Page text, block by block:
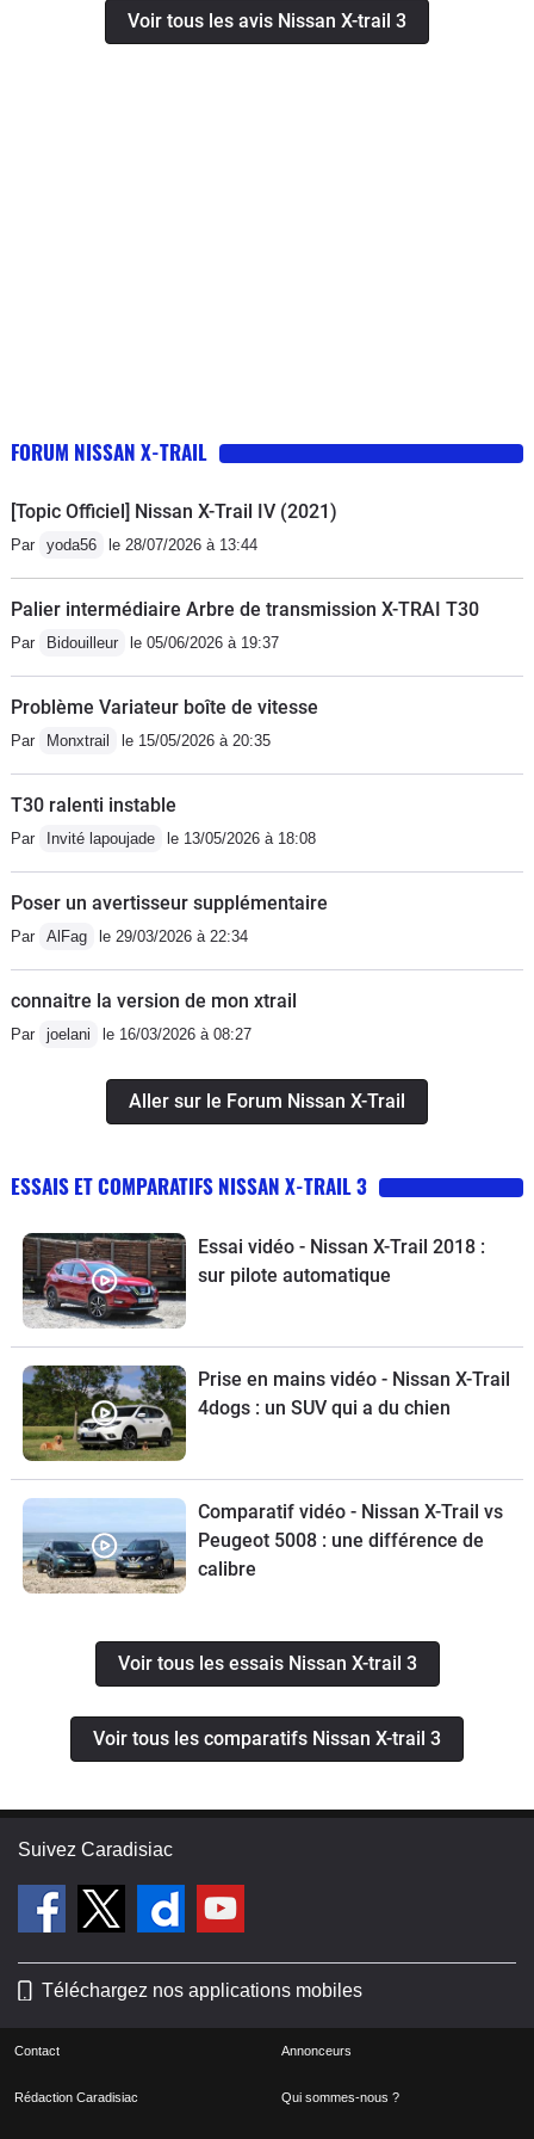
chez un concessionnaire à VALENCE . après 6 mois ,
Voir tous les avis Nissan X-trail 3
FORUM NISSAN X-TRAIL
[Topic Officiel] Nissan X-Trail IV (2021)
Par yoda56 le 28/07/2026 à 13:44
Palier intermédiaire Arbre de transmission X-TRAI T30
Par Bidouilleur le 05/06/2026 à 19:37
Problème Variateur boîte de vitesse
Par Monxtrail le 15/05/2026 à 20:35
T30 ralenti instable
Par Invité lapoujade le 13/05/2026 à 18:08
Poser un avertisseur supplémentaire
Par AlFag le 29/03/2026 à 22:34
connaitre la version de mon xtrail
Par joelani le 16/03/2026 à 08:27
Aller sur le Forum Nissan X-Trail
ESSAIS ET COMPARATIFS NISSAN X-TRAIL 3
Essai vidéo - Nissan X-Trail 2018 :
sur pilote automatique
Prise en mains vidéo - Nissan X-Trail
4dogs : un SUV qui a du chien
Comparatif vidéo - Nissan X-Trail vs
Peugeot 5008 : une différence de
calibre
Voir tous les essais Nissan X-trail 3
Voir tous les comparatifs Nissan X-trail 3
Suivez Caradisiac
Téléchargez nos applications mobiles
Contact Annonceurs
Rédaction Caradisiac Qui sommes-nous ?